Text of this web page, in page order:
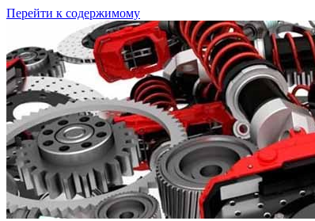
Перейти к содержимому